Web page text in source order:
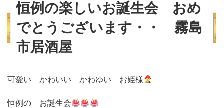
恒例の楽しいお誕生会 おめ
でとうございます・・ 霧島
市居酒屋
可愛い かわいい かわゆい お姫様
恒例の お誕生会